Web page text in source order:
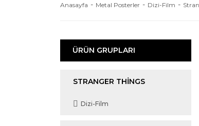
Anasayfa Metal Posterler Dizi-Film
ÜRÜN GRUPLARI
STRANGER THINGS
Dizi-Film